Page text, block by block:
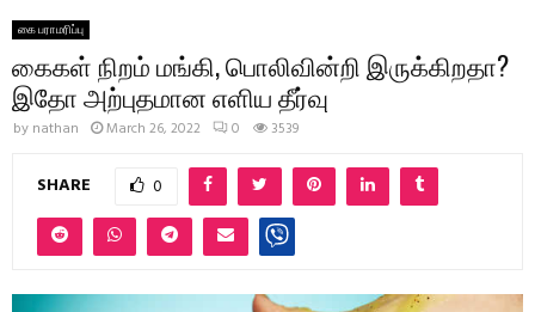
கை பராமரிப்பு
கைகள் நிறம் மங்கி, பொலிவின்றி இருக்கிறதா?
இதோ அற்புதமான எளிய தீர்வு
by nathan March 26, 2022 0 3539
SHARE 0